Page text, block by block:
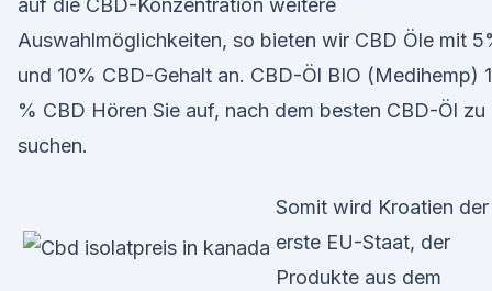
auf die CBD-Konzentration weitere
Auswahlmöglichkeiten, so bieten wir CBD Öle mit
und 10% CBD-Gehalt an. CBD-Öl BIO (Medihemp)
% CBD Hören Sie auf, nach dem besten CBD-Öl zu
suchen.
Somit wird Kroatien der
erste EU-Staat, der
Produkte aus dem